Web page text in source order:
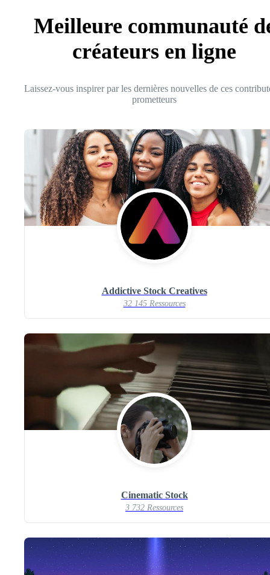
Meilleure communauté
créateurs en ligne
Laissez-vous inspirer par les dernières nouvelles de ces
prometteurs
Addictive Stock Creatives
32 145 Ressources
Cinematic Stock
3 732 Ressources